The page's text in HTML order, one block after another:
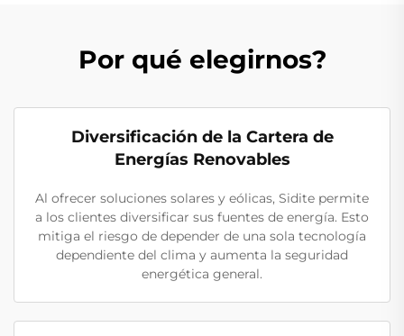
Por qué elegirnos?
Diversificación de la Cartera de
Energías Renovables
Al ofrecer soluciones solares y eólicas, Sidite permite
a los clientes diversificar sus fuentes de energía. Esto
mitiga el riesgo de depender de una sola tecnología
dependiente del clima y aumenta la seguridad
energética general.